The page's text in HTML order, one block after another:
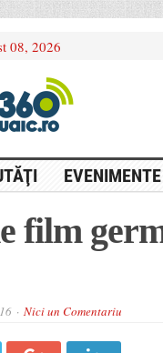
08, 2026
EVENIMENTE
film
Nici un Comentariu